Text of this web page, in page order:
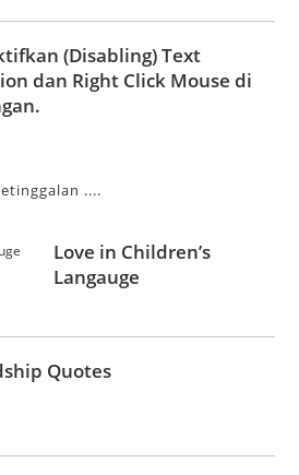
(Disabling) Text
dan Right Click Mouse di
....
Love in Children’s
Langauge
Quotes